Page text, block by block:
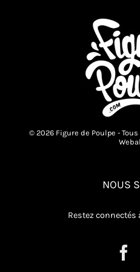
© 2026 Figure de Poulpe -
NOUS
Restez